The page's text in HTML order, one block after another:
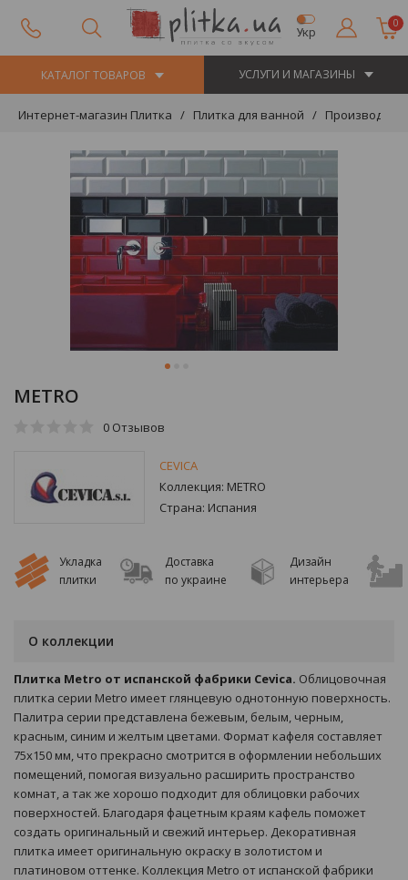
Укр
0
КАТАЛОГ ТОВАРОВ УСЛУГИ И МАГАЗИНЫ
Интернет-магазин Плитка Плитка для ванной
METRO
0 Отзывов
CEVICA
Коллекция: METRO
Страна: Испания
Укладка
плитки
Доставка
по украине
Дизайн
интерьера
О коллекции
Плитка Metro от испанской фабрики Cevica. Облицовочная
плитка серии Metro имеет глянцевую однотонную поверхность.
Палитра серии представлена бежевым, белым, черным,
красным, синим и желтым цветами. Формат кафеля составляет
75х150 мм, что прекрасно смотрится в оформлении небольших
помещений, помогая визуально расширить пространство
комнат, а так же хорошо подходит для облицовки рабочих
поверхностей. Благодаря фацетным краям кафель поможет
создать оригинальный и свежий интерьер. Декоративная
плитка имеет оригинальную окраску в золотистом и
платиновом оттенке. Коллекция Metro от испанской фабрики